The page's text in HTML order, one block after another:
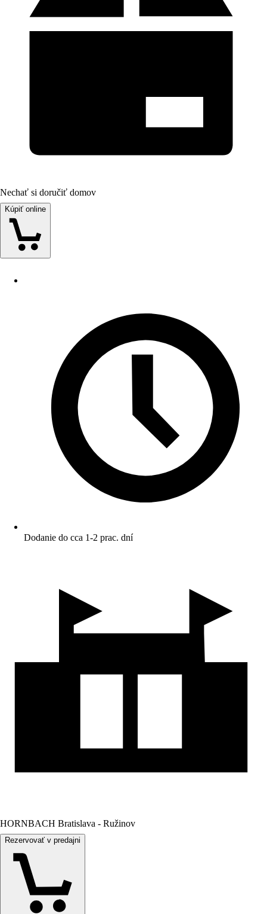
Nechať si doručiť domov
Kúpiť online
Dodanie do cca 1-2 prac. dní
HORNBACH Bratislava - Ružinov
Rezervovať v predajni